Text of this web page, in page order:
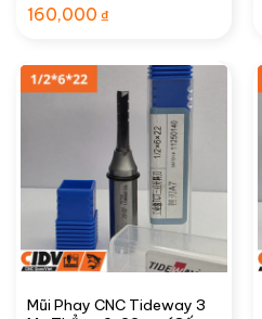
160,000 ₫
Mũi Phay CNC Tideway 3